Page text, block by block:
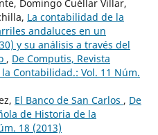
Domingo Cuéllar Villar,
La contabilidad de la
andaluces en un
y su análisis a través del
, De Computis, Revista
Contabilidad.: Vol. 11 Núm.
El Banco de San Carlos , De
de Historia de la
18 (2013)